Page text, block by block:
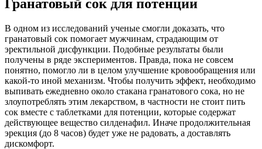
Гранатовый сок для потенции
В одном из исследований ученые смогли доказать, что
гранатовый сок помогает мужчинам, страдающим от
эректильной дисфункции. Подобные результаты были
получены в ряде экспериментов. Правда, пока не совсем
понятно, помогло ли в целом улучшение кровообращения или
какой-то иной механизм. Чтобы получить эффект, необходимо
выпивать ежедневно около стакана гранатового сока, но не
злоупотреблять этим лекарством, в частности не стоит пить
сок вместе с таблетками для потенции, которые содержат
действующее вещество силденафил. Иначе продолжительная
эрекция (до 8 часов) будет уже не радовать, а доставлять
дискомфорт.